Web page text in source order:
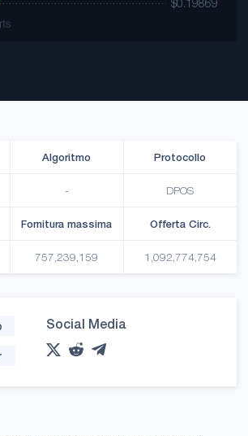
Algoritmo
-
Protocollo
DPOS
Fornitura massima
757,239,159
Offerta Circ.
1,092,774,754
Social Media